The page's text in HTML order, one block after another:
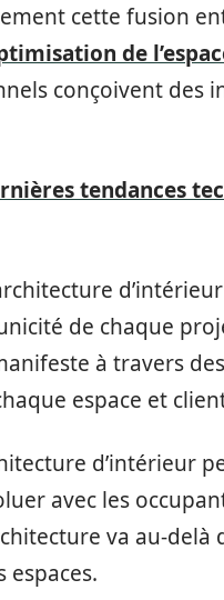
cette fusion
de
conçoivent des
tendances
de chaque
à travers
espace et
d’intérieur
avec les
va au-delà
espaces.